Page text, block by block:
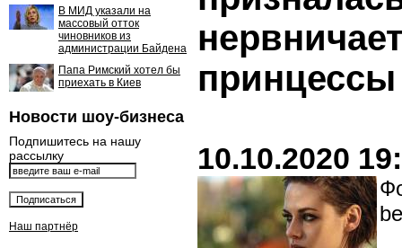
В МИД указали на
массовый отток
чиновников из
администрации Байдена
Папа Римский хотел бы
приехать в Киев
Новости шоу-бизнеса
Подпишитесь на нашу
рассылку
Наш партнёр
10.10.2020